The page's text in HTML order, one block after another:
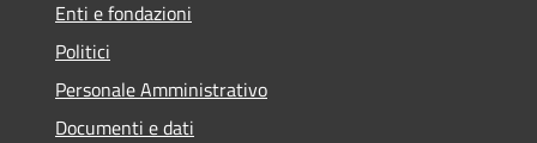
Enti e fondazioni
Politici
Personale Amministrativo
Documenti e dati